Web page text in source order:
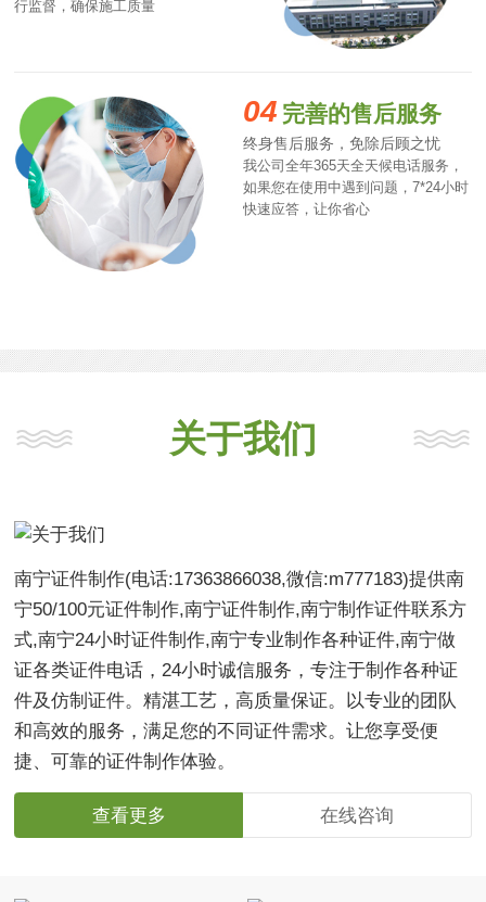
行监督，确保施工质量
04 完善的售后服务
终身售后服务，免除后顾之忧
我公司全年365天全天候电话服务，
如果您在使用中遇到问题，7*24小时
快速应答，让你省心
关于我们
南宁证件制作(电话:17363866038,微信:m777183)提供南
宁50/100元证件制作,南宁证件制作,南宁制作证件联系方
式,南宁24小时证件制作,南宁专业制作各种证件,南宁做
证各类证件电话，24小时诚信服务，专注于制作各种证
件及仿制证件。精湛工艺，高质量保证。以专业的团队
和高效的服务，满足您的不同证件需求。让您享受便
捷、可靠的证件制作体验。
查看更多 在线咨询